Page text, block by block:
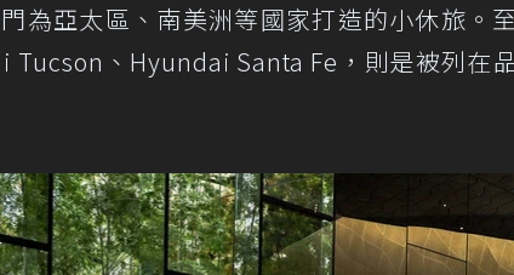
為亞太區、南美洲等國家打造的小休旅。
、Hyundai Santa Fe，則是被列在